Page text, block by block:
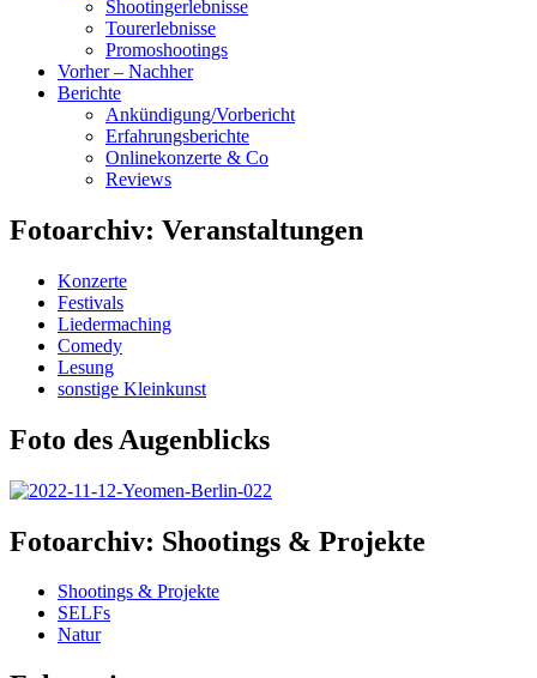
Shootingerlebnisse
Tourerlebnisse
Promoshootings
Vorher – Nachher
Berichte
Ankündigung/Vorbericht
Erfahrungsberichte
Onlinekonzerte & Co
Reviews
Fotoarchiv: Veranstaltungen
Konzerte
Festivals
Liedermaching
Comedy
Lesung
sonstige Kleinkunst
Foto des Augenblicks
Fotoarchiv: Shootings & Projekte
Shootings & Projekte
SELFs
Natur